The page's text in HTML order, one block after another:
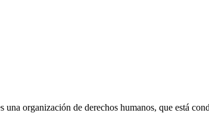
organización de derechos humanos, que está